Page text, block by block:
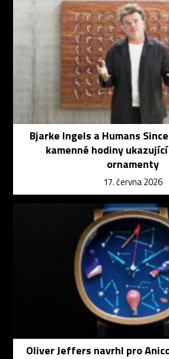
Bjarke Ingels a Humans
kamenné hodiny
ornamenty
17. června 2026
Oliver Jeffers navrhl pro